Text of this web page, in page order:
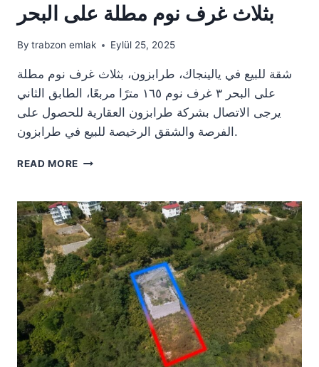
بثلاث غرف نوم مطلة على البحر
By trabzon emlak Eylül 25, 2025
شقة للبيع في يالينجاك، طرابزون، بثلاث غرف نوم مطلة
على البحر ٣ غرف نوم ١٦٥ مترًا مربعًا، الطابق الثاني
يرجى الاتصال بشركة طرابزون العقارية للحصول على
الفرصة والشقق الرخيصة للبيع في طرابزون.
READ MORE شقة
يالينجاك،
طرابزون،
بثلاث
غرف
نوم
مطلة
على
البحر